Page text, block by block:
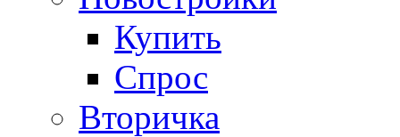
Купить
Спрос
Вторичка